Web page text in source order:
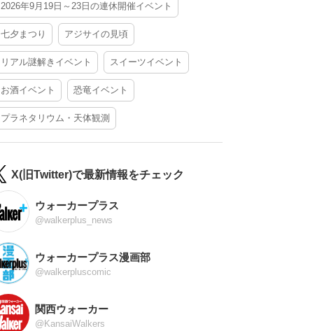
2026年9月19日～23日の連休開催イベント
七夕まつり アジサイの見頃
リアル謎解きイベント スイーツイベント
お酒イベント 恐竜イベント
プラネタリウム・天体観測
X(旧Twitter)で最新情報をチェック
ウォーカープラス
@walkerplus_news
ウォーカープラス漫画部
@walkerpluscomic
関西ウォーカー
@KansaiWalkers